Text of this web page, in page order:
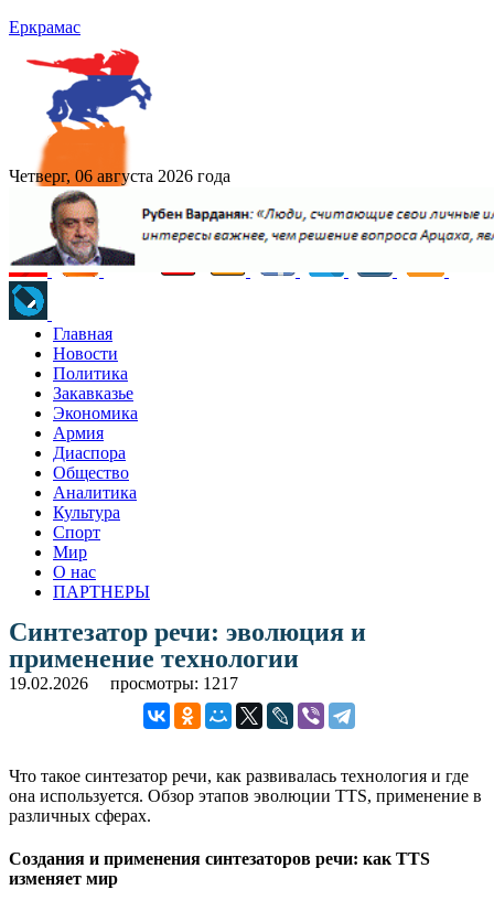
Еркрамас
Четверг, 06 августа 2026 года
Главная
Новости
Политика
Закавказье
Экономика
Армия
Диаспора
Общество
Аналитика
Культура
Спорт
Мир
О нас
ПАРТНЕРЫ
Синтезатор речи: эволюция и
применение технологии
19.02.2026 просмотры: 1217
Что такое синтезатор речи, как развивалась технология и где
она используется. Обзор этапов эволюции TTS, применение в
различных сферах.
Создания и применения синтезаторов речи: как TTS
изменяет мир